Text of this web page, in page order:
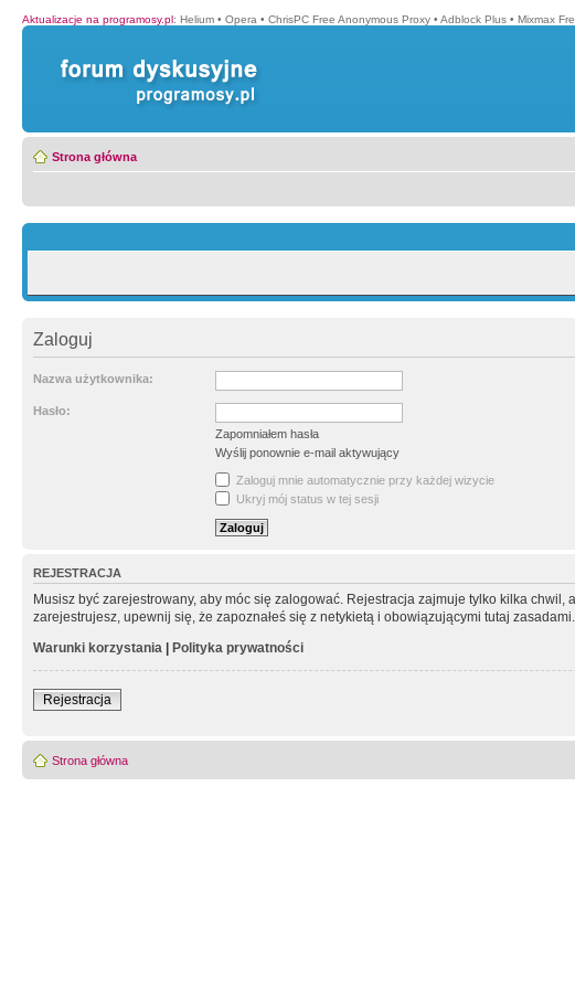
Aktualizacje na programosy.pl: Helium • Opera • ChrisPC Free Anonymous Proxy • Adblock Plus • Mixmax
Strona główna
Zaloguj
Nazwa użytkownika:
Hasło:
Zapomniałem hasła
Wyślij ponownie e-mail aktywujący
Zaloguj mnie automatycznie przy każdej wizycie
Ukryj mój status w tej sesji
REJESTRACJA
Musisz być zarejestrowany, aby móc się zalogować. Rejestracja zajmuje tylko kilka
zarejestrujesz, upewnij się, że zapoznałeś się z netykietą i obowiązującymi tutaj
Warunki korzystania | Polityka prywatności
Rejestracja
Strona główna